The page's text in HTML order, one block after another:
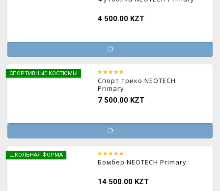
4 500.00 KZT
СПОРТИВНЫЕ КОСТЮМЫ
Спорт трико NEOTECH
Primary
7 500.00 KZT
ШКОЛЬНАЯ ФОРМА
Бомбер NEOTECH Primary
14 500.00 KZT